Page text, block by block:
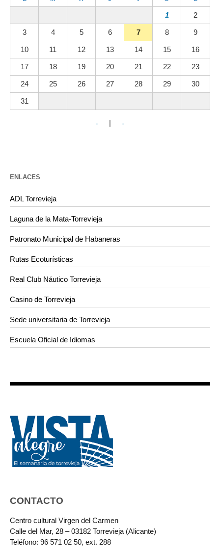
1 2
3 4 5 6 7 8 9
10 11 12 13 14 15 16
17 18 19 20 21 22 23
24 25 26 27 28 29 30
31
← | →
ENLACES
ADL Torrevieja
Laguna de la Mata-Torrevieja
Patronato Municipal de Habaneras
Rutas Ecoturísticas
Real Club Náutico Torrevieja
Casino de Torrevieja
Sede universitaria de Torrevieja
Escuela Oficial de Idiomas
CONTACTO
Centro cultural Virgen del Carmen
Calle del Mar, 28 – 03182 Torrevieja (Alicante)
Teléfono: 96 571 02 50, ext. 288